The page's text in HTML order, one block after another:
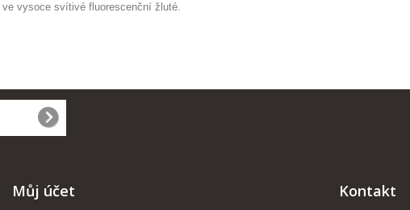
ve vysoce svítivé fluorescenční žluté.
Můj účet Kontakt